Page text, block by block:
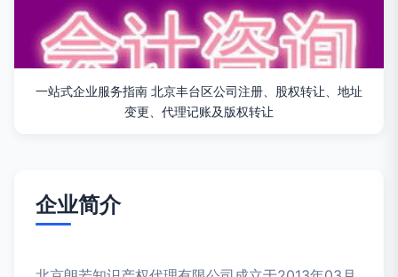
一站式企业服务指南 北京丰台区公司注册、股权转让、地址
变更、代理记账及版权转让
企业简介